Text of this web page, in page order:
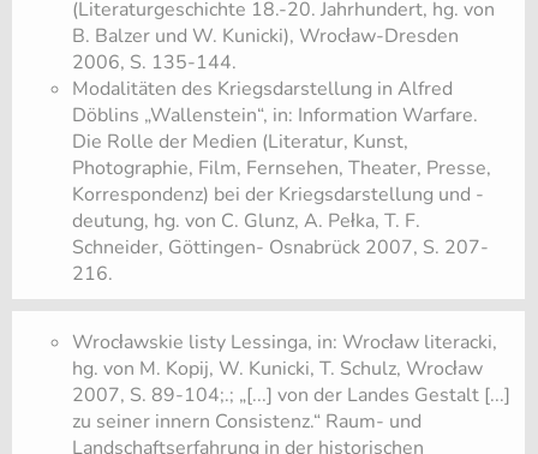
(Literaturgeschichte 18.-20. Jahrhundert, hg. von
B. Balzer und W. Kunicki), Wrocław-Dresden
2006, S. 135-144.
Modalitäten des Kriegsdarstellung in Alfred
Döblins „Wallenstein“, in: Information Warfare.
Die Rolle der Medien (Literatur, Kunst,
Photographie, Film, Fernsehen, Theater, Presse,
Korrespondenz) bei der Kriegsdarstellung und -
deutung, hg. von C. Glunz, A. Pełka, T. F.
Schneider, Göttingen- Osnabrück 2007, S. 207-
216.
Wrocławskie listy Lessinga, in: Wrocław literacki,
hg. von M. Kopij, W. Kunicki, T. Schulz, Wrocław
2007, S. 89-104;.; „[...] von der Landes Gestalt [...]
zu seiner innern Consistenz.“ Raum- und
Landschaftserfahrung in der historischen